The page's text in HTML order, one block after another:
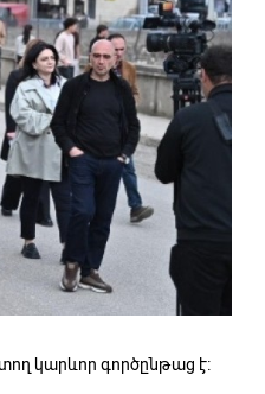
կարևոր գործընթաց է։